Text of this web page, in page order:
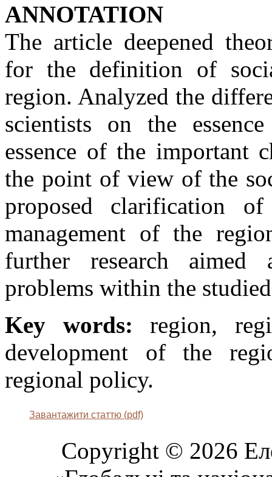
АNNOTATION
The article deepened
for the definition of
region. Analyzed the
scientists on the
essence of the important
the point of view of the
proposed clarification
management of the
further research
problems within the
Key words: region,
development of the
regional policy.
Завантажити статтю (pdf)
Copyright © 2026